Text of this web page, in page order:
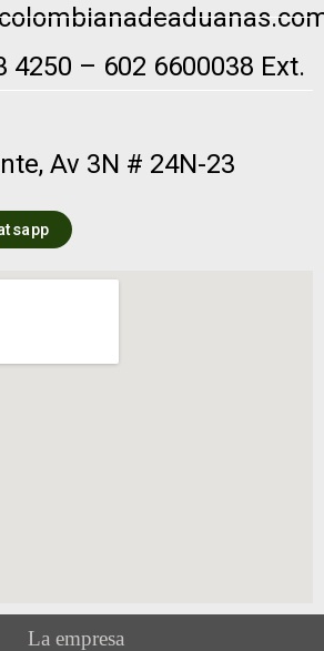
4250 – 602 6600038 Ext.
Av 3N # 24N-23
La empresa